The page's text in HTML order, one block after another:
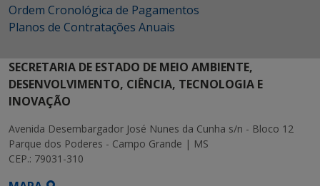
Ordem Cronológica de Pagamentos
Planos de Contratações Anuais
SECRETARIA DE ESTADO DE MEIO AMBIENTE,
DESENVOLVIMENTO, CIÊNCIA, TECNOLOGIA E
INOVAÇÃO
Avenida Desembargador José Nunes da Cunha s/n - Bloco 12
Parque dos Poderes - Campo Grande | MS
CEP.: 79031-310